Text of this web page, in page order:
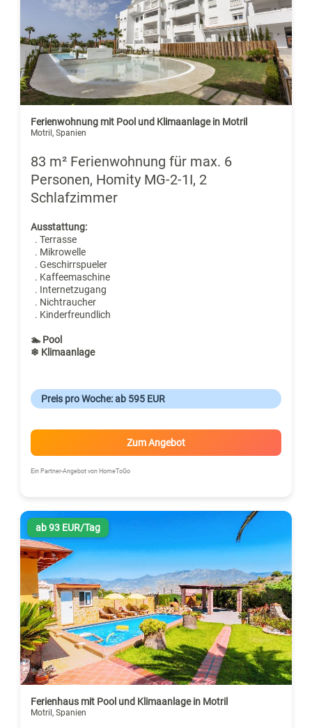
Ferienwohnung mit Pool und Klimaanlage in Motril
Motril, Spanien
83 m² Ferienwohnung für max. 6
Personen, Homity MG-2-1I, 2
Schlafzimmer
Ausstattung:
. Terrasse
. Mikrowelle
. Geschirrspueler
. Kaffeemaschine
. Internetzugang
. Nichtraucher
. Kinderfreundlich
🏊 Pool
❄ Klimaanlage
Preis pro Woche: ab 595 EUR
Zum Angebot
Ein Partner-Angebot von HomeToGo
ab 93 EUR/Tag
Ferienhaus mit Pool und Klimaanlage in Motril
Motril, Spanien